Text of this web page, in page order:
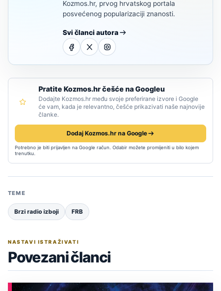
Kozmos.hr, prvog hrvatskog portala
posvećenog popularizaciji znanosti.
Svi članci autora
Pratite Kozmos.hr češće na Googleu
Dodajte Kozmos.hr među svoje preferirane izvore i Google
će vam, kada je relevantno, češće prikazivati naše najnovije
članke.
Dodaj Kozmos.hr na Google
Potrebno je biti prijavljen na Google račun. Odabir možete promijeniti u bilo kojem
trenutku.
TEME
Brzi radio izboji FRB
NASTAVI ISTRAŽIVATI
Povezani članci